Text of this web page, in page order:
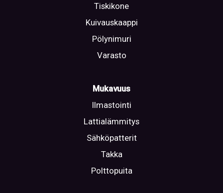
Tiskikone
Kuivauskaappi
Pölynimuri
Varasto
Mukavuus
Ilmastointi
Lattialämmitys
Sähköpatterit
Takka
Polttopuita